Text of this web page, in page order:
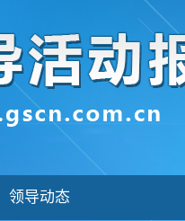
领导动态